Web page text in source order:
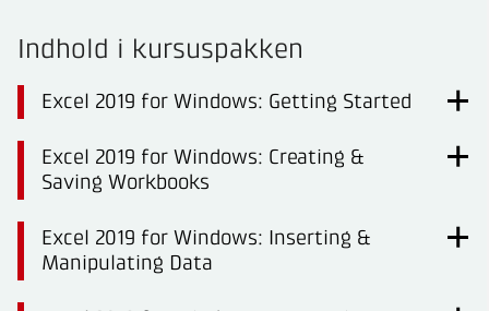
Indhold i kursuspakken
Excel 2019 for Windows: Getting Started
Excel 2019 for Windows: Creating &
Saving Workbooks
Excel 2019 for Windows: Inserting &
Manipulating Data